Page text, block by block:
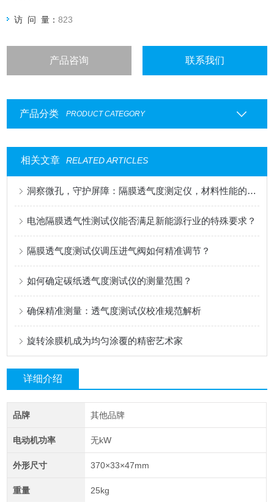
访 问 量：823
产品咨询 联系我们
产品分类 PRODUCT CATEGORY
相关文章 RELATED ARTICLES
洞察微孔，守护屏障：隔膜透气度测定仪，材料性能的精密标尺
电池隔膜透气性测试仪能否满足新能源行业的特殊要求？
隔膜透气度测试仪调压进气阀如何精准调节？
如何确定碳纸透气度测试仪的测量范围？
确保精准测量：透气度测试仪校准规范解析
旋转涂膜机成为均匀涂覆的精密艺术家
详细介绍
品牌 其他品牌
电动机功率 无kW
外形尺寸 370×33×47mm
重量 25kg